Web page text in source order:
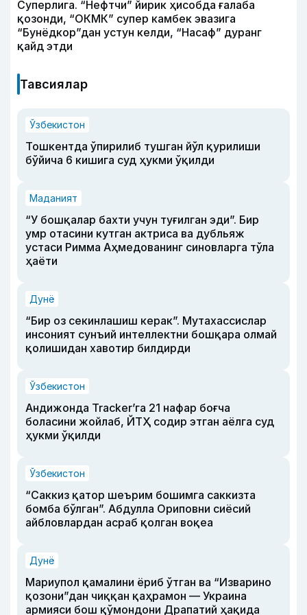
Суперлига. “Нефтчи” йирик ҳисобда ғалаба
қозонди, “ОКМК” супер камбек эвазига
“Бунёдкор”дан устун келди, “Насаф” дуранг
қайд этди
Тавсиялар
Ўзбекистон
Тошкентда ўпирилиб тушган йўл қурилиши
бўйича 6 кишига суд ҳукми ўқилди
Маданият
“У бошқалар бахти учун туғилган эди”. Бир
умр отасини кутган актриса ва дубльяж
устаси Римма Аҳмедованинг синовларга тўла
ҳаёти
Дунё
“Бир оз секинлашиш керак”. Мутахассислар
инсоният сунъий интеллектни бошқара олмай
қолишидан хавотир билдирди
Ўзбекистон
Андижонда Tracker’га 21 нафар боғча
боласини жойлаб, ЙТҲ содир этган аёлга суд
ҳукми ўқилди
Ўзбекистон
“Саккиз қатор шеърим бошимга саккизта
бомба бўлган”. Абдулла Ориповни сиёсий
айбловлардан асраб қолган воқеа
Дунё
Мариупол қамалини ёриб ўтган ва “Изварино
қозони”дан чиққан қаҳрамон — Украина
армияси бош қўмондони Драпатий ҳақида